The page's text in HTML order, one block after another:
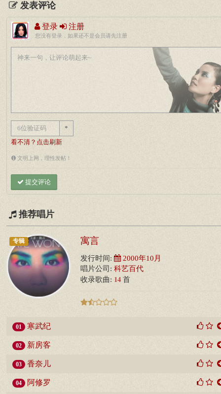
发表评论
登录 注册
您没有登录，如果还不是会员请先注册
*
看不清？点击刷新
文明上网，理性发帖！
提交评论
推荐唱片
专辑 寓言
发行时间: 2000年10月
唱片公司: 科艺百代
收录歌曲: 14 首
01 寒武纪
02 新房客
03 香奈儿
04 阿修罗